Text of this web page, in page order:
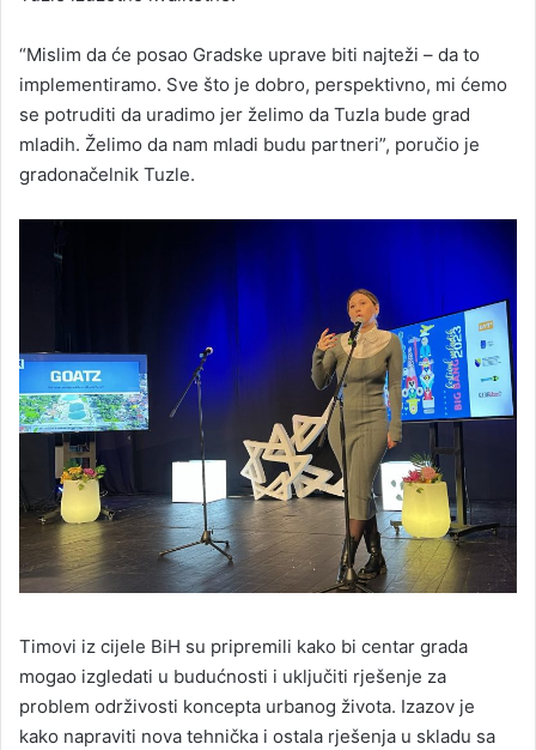
“Mislim da će posao Gradske uprave biti najteži – da to
implementiramo. Sve što je dobro, perspektivno, mi ćemo
se potruditi da uradimo jer želimo da Tuzla bude grad
mladih. Želimo da nam mladi budu partneri”, poručio je
gradonačelnik Tuzle.
Timovi iz cijele BiH su pripremili kako bi centar grada
mogao izgledati u budućnosti i uključiti rješenje za
problem održivosti koncepta urbanog života. Izazov je
kako napraviti nova tehnička i ostala rješenja u skladu sa